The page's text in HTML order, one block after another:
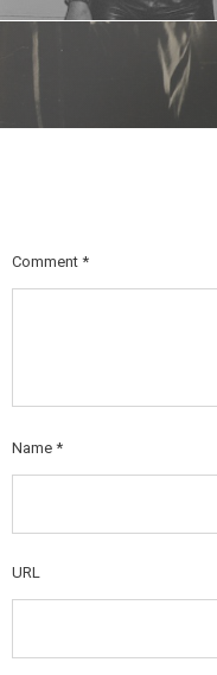
Comment *
Name *
URL